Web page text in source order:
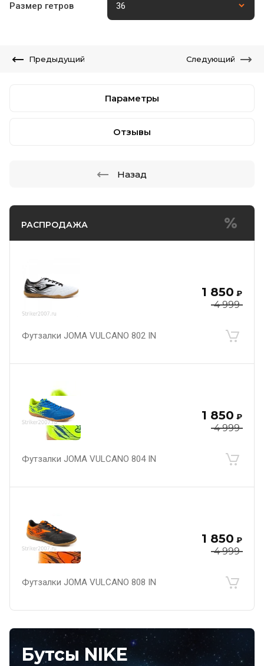
РАСПРОДАЖА
4 999
1 850 ₽
Футзалки JOMA VULCANO 802 IN
4 999
1 850 ₽
Футзалки JOMA VULCANO 804 IN
4 999
1 850 ₽
Футзалки JOMA VULCANO 808 IN
Бутсы NIKE
Размер гетров
Предыдущий Следующий
Параметры
Отзывы
Назад